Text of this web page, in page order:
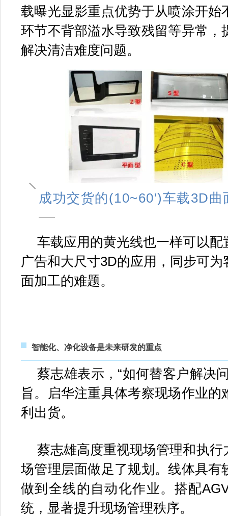
载曝光显影重点优势于从喷涂开始
环节不背部溢水导致残留等异常，
解决清洁难度问题。
成功交货的(10~60')车载3D曲
车载应用的黄光线也一样可以
广告和大尺寸3D的应用，同步可
面加工的难题。
智能化、净化设备是未来研发的重点
蔡志雄表示，“如何替客户解决
旨。启华注重具体考察现场作业
利出货。
蔡志雄高度重视现场管理和执
场管理层面做足了规划。线体具有
做到全线的自动化作业。搭配
统，显著提升现场管理秩序。